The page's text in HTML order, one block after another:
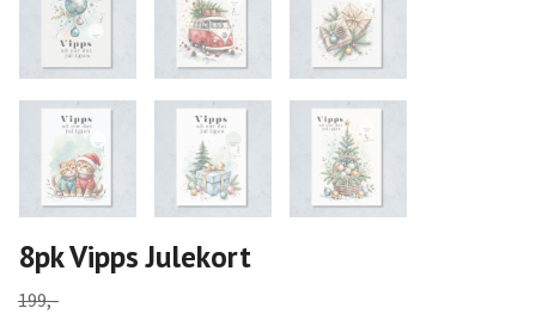
8pk Vipps Julekort
199,-